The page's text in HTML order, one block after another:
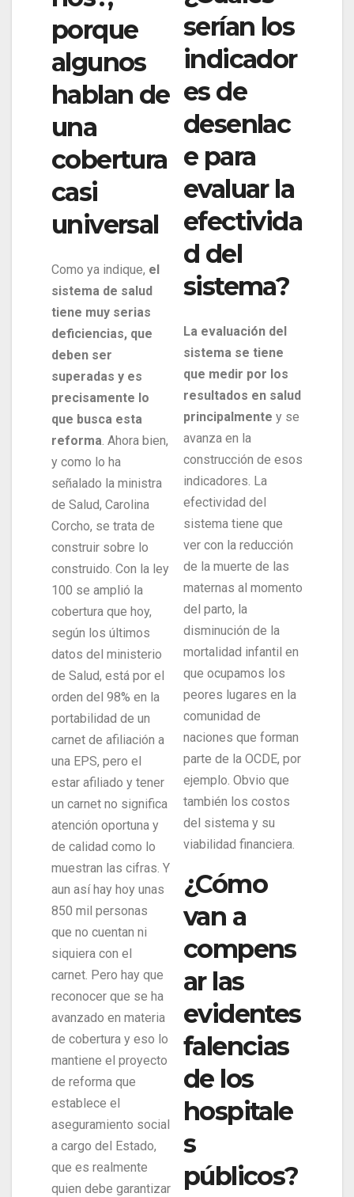
porque
algunos
hablan de
una
cobertura
casi
universal
Como ya indique, el
sistema de salud
tiene muy serias
deficiencias, que
deben ser
superadas y es
precisamente lo
que busca esta
reforma. Ahora bien,
y como lo ha
señalado la ministra
de Salud, Carolina
Corcho, se trata de
construir sobre lo
construido. Con la ley
100 se amplió la
cobertura que hoy,
según los últimos
datos del ministerio
de Salud, está por el
orden del 98% en la
portabilidad de un
carnet de afiliación a
una EPS, pero el
estar afiliado y tener
un carnet no significa
atención oportuna y
de calidad como lo
muestran las cifras. Y
aun así hay hoy unas
850 mil personas
que no cuentan ni
siquiera con el
carnet. Pero hay que
reconocer que se ha
avanzado en materia
de cobertura y eso lo
mantiene el proyecto
de reforma que
establece el
aseguramiento social
a cargo del Estado,
que es realmente
quien debe garantizar
serían los
indicador
es de
desenlac
e para
evaluar la
efectivida
d del
sistema?
La evaluación del
sistema se tiene
que medir por los
resultados en salud
principalmente y se
avanza en la
construcción de esos
indicadores. La
efectividad del
sistema tiene que
ver con la reducción
de la muerte de las
maternas al momento
del parto, la
disminución de la
mortalidad infantil en
que ocupamos los
peores lugares en la
comunidad de
naciones que forman
parte de la OCDE, por
ejemplo. Obvio que
también los costos
del sistema y su
viabilidad financiera.
¿Cómo
van a
compens
ar las
evidentes
falencias
de los
hospitale
s
públicos?